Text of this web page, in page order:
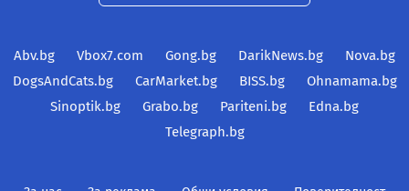
Abv.bg Vbox7.com Gong.bg DarikNews.bg
Nova.bg
DogsAndCats.bg
CarMarket.bg BISS.bg
Ohnamama.bg
Sinoptik.bg
Grabo.bg Pariteni.bg
Edna.bg
Telegraph.bg